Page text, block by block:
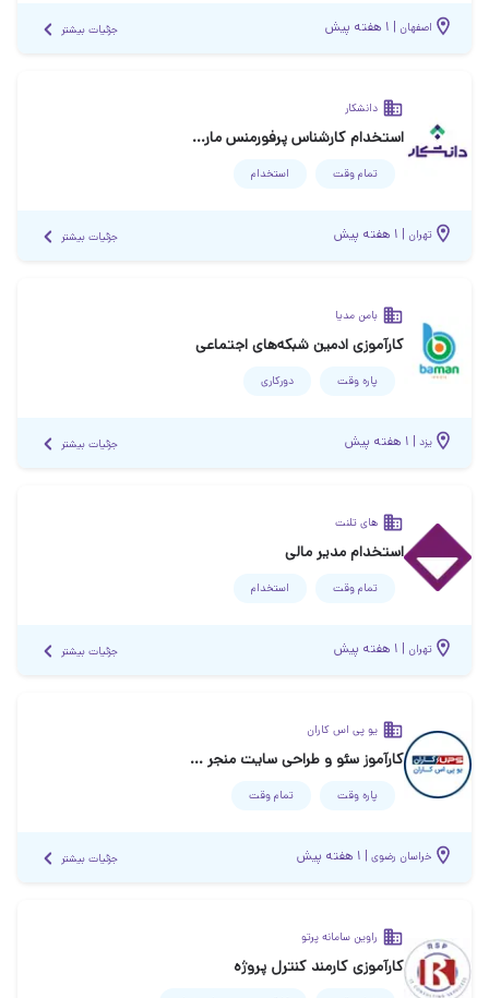
اصفهان | ۱ هفته پیش جزئیات بیشتر
دانشکار
استخدام کارشناس پرفورمنس مارکتینگ
تمام وقت استخدام
تهران | ۱ هفته پیش جزئیات بیشتر
بامن مدیا
کارآموزی ادمین شبکه‌های اجتماعی
پاره وقت دورکاری
یزد | ۱ هفته پیش جزئیات بیشتر
های تلنت
استخدام مدیر مالی
تمام وقت استخدام
تهران | ۱ هفته پیش جزئیات بیشتر
یو پی اس کاران
کارآموز سئو و طراحی سایت منجر به استخدام
پاره وقت تمام وقت
خراسان رضوی | ۱ هفته پیش جزئیات بیشتر
راوین سامانه پرتو
کارآموزی کارمند کنترل پروژه